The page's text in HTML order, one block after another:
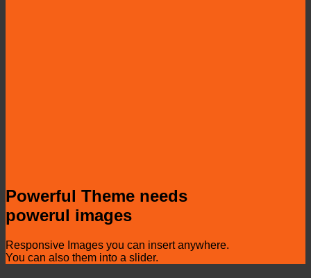
Powerful Theme needs
powerul images
Responsive Images you can insert anywhere.
You can also them into a slider.